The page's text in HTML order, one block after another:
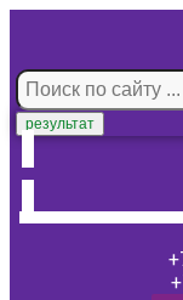
результат